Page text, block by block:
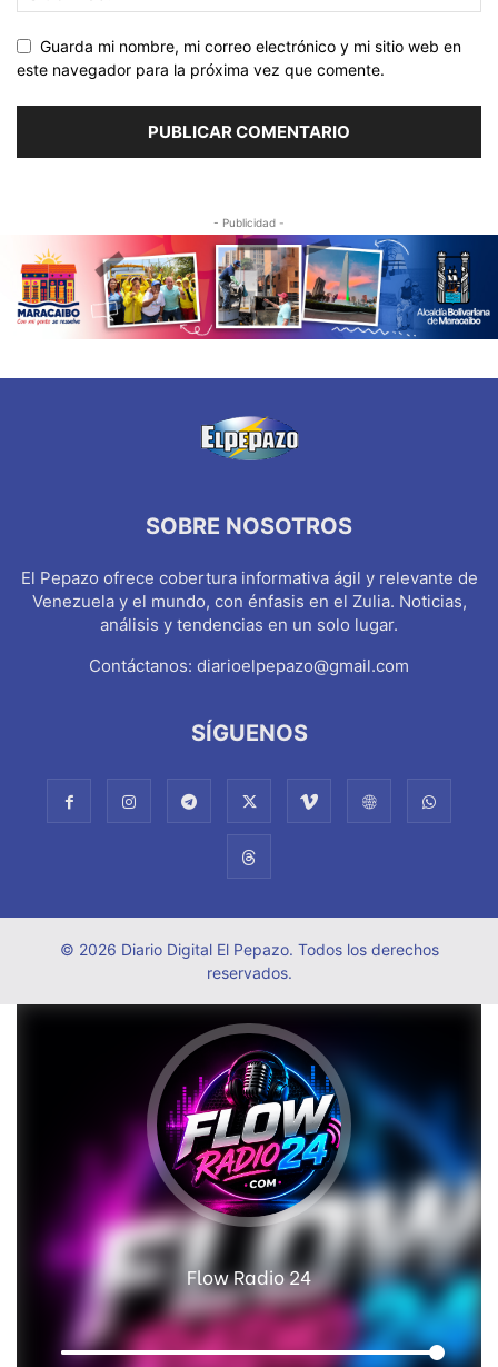
Guarda mi nombre, mi correo electrónico y mi sitio web en
este navegador para la próxima vez que comente.
- Publicidad -
SOBRE NOSOTROS
El Pepazo ofrece cobertura informativa ágil y relevante de
Venezuela y el mundo, con énfasis en el Zulia. Noticias,
análisis y tendencias en un solo lugar.
Contáctanos: diarioelpepazo@gmail.com
SÍGUENOS
© 2026 Diario Digital El Pepazo. Todos los derechos
reservados.